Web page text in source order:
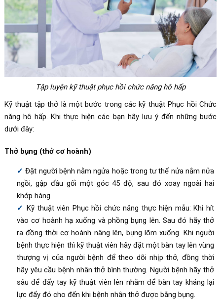
Tập luyện kỹ thuật phục hồi chức năng hô hấp
Kỹ thuật tập thở là một bước trong các kỹ thuật Phục hồi Chức
năng hô hấp. Khi thực hiện các bạn hãy lưu ý đến những bước
dưới đây:
Thở bụng (thở cơ hoành)
Đặt người bệnh nằm ngửa hoặc trong tư thế nửa nằm nửa
ngồi, gập đầu gối một góc 45 độ, sau đó xoay ngoài hai
khớp háng
Kỹ thuật viên Phục hồi chức năng thực hiện mẫu: Khi hít
vào cơ hoành hạ xuống và phồng bụng lên. Sau đó hãy thở
ra đồng thời cơ hoành nâng lên, bụng lõm xuống. Khi người
bệnh thực hiện thì kỹ thuật viên hãy đặt một bàn tay lên vùng
thượng vị của người bệnh để theo dõi nhịp thở, đồng thời
hãy yêu cầu bệnh nhân thở bình thường. Người bệnh hãy thở
sâu để đẩy tay kỹ thuật viên lên nhằm để bàn tay kháng lại
lực đẩy đó cho đến khi bệnh nhân thở được bằng bụng.